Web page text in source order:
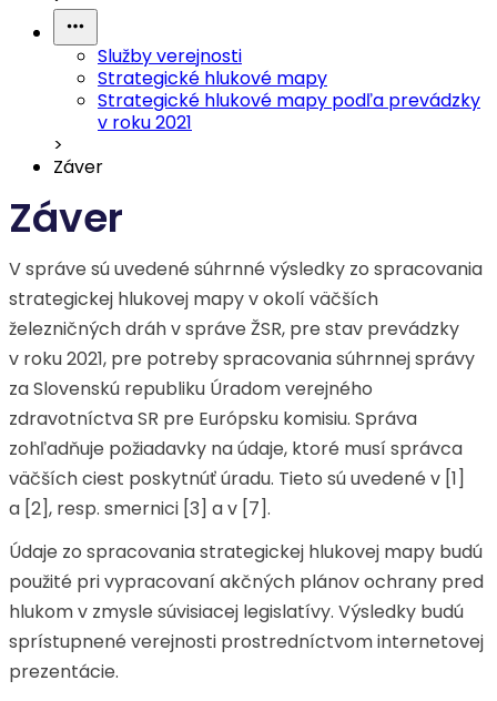
Služby verejnosti
Strategické hlukové mapy
Strategické hlukové mapy podľa prevádzky
v roku 2021
>
Záver
Záver
V správe sú uvedené súhrnné výsledky zo spracovania
strategickej hlukovej mapy v okolí väčších
železničných dráh v správe ŽSR, pre stav prevádzky
v roku 2021, pre potreby spracovania súhrnnej správy
za Slovenskú republiku Úradom verejného
zdravotníctva SR pre Európsku komisiu. Správa
zohľadňuje požiadavky na údaje, ktoré musí správca
väčších ciest poskytnúť úradu. Tieto sú uvedené v [1]
a [2], resp. smernici [3] a v [7].
Údaje zo spracovania strategickej hlukovej mapy budú
použité pri vypracovaní akčných plánov ochrany pred
hlukom v zmysle súvisiacej legislatívy. Výsledky budú
sprístupnené verejnosti prostredníctvom internetovej
prezentácie.